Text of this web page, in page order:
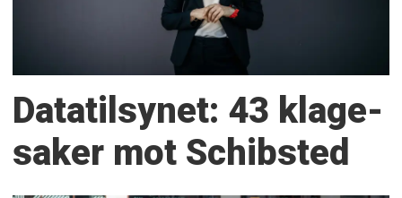
Datatilsynet: 43 klage­
saker mot Schibsted